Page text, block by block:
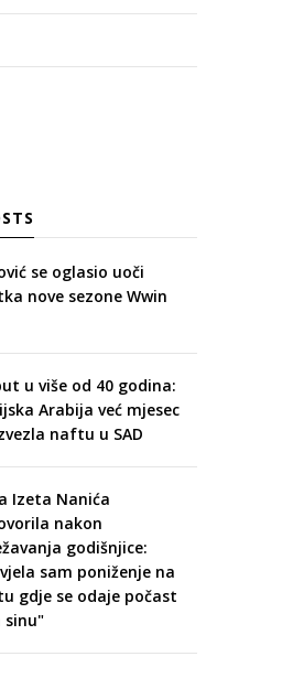
se oglasio uoči
nove sezone Wwin
u više od 40 godina:
Arabija već mjesec
naftu u SAD
Izeta Nanića
nakon
godišnjice:
sam poniženje na
gdje se odaje počast
sinu"